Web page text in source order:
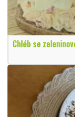
Chléb se